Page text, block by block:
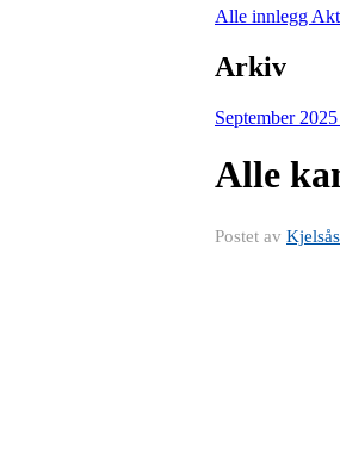
Alle innlegg
Arkiv
September
Alle
Postet av